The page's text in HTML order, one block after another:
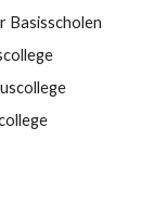
Basisscholen